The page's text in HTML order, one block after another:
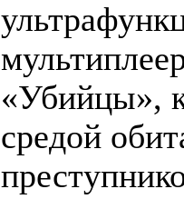
«Убийцы»,
средой